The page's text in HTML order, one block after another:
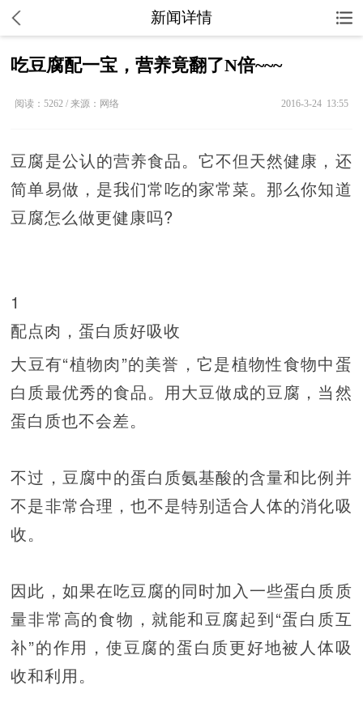
新闻详情
吃豆腐配一宝，营养竟翻了N倍~~~
阅读：5262 / 来源：网络 2016-3-24 13:55
豆腐是公认的营养食品。它不但天然健康，还
简单易做，是我们常吃的家常菜。那么你知道
豆腐怎么做更健康吗?
1
配点肉，蛋白质好吸收
大豆有“植物肉”的美誉，它是植物性食物中蛋
白质最优秀的食品。用大豆做成的豆腐，当然
蛋白质也不会差。
不过，豆腐中的蛋白质氨基酸的含量和比例并
不是非常合理，也不是特别适合人体的消化吸
收。
因此，如果在吃豆腐的同时加入一些蛋白质质
量非常高的食物，就能和豆腐起到“蛋白质互
补”的作用，使豆腐的蛋白质更好地被人体吸
收和利用。